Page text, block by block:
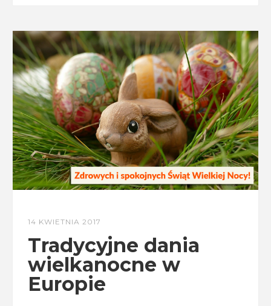
14 KWIETNIA 2017
Tradycyjne dania
wielkanocne w
Europie